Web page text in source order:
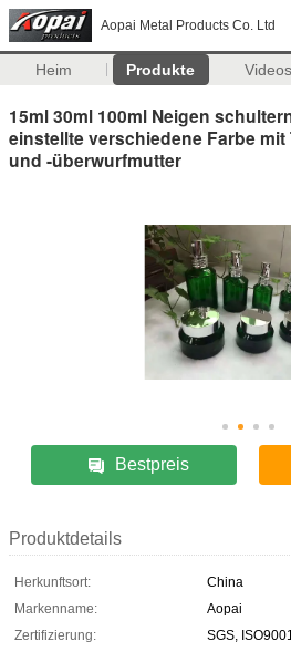
Aopai Metal Products Co. Ltd
Heim Produkte Videos
15ml 30ml 100ml Neigen
einstellte verschiedene Farbe
und -überwurfmutter
Bestpreis
Produktdetails
Herkunftsort:
China
Markenname:
Aopai
Zertifizierung:
SGS,